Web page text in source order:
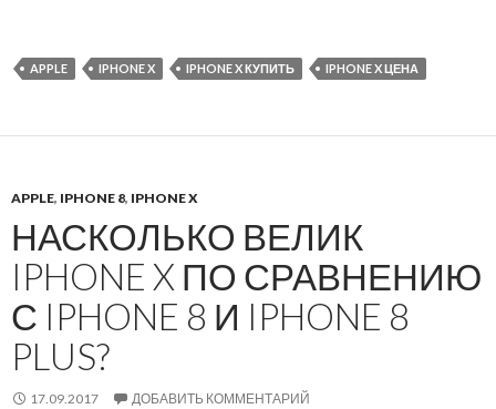
APPLE IPHONE X IPHONE X КУПИТЬ IPHONE X ЦЕНА
APPLE, IPHONE 8, IPHONE X
НАСКОЛЬКО ВЕЛИК
IPHONE X ПО СРАВНЕНИЮ
С IPHONE 8 И IPHONE 8
PLUS?
17.09.2017 ДОБАВИТЬ КОММЕНТАРИЙ